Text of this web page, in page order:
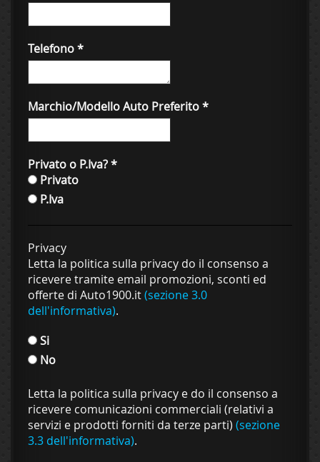
Telefono*
Marchio/Modello Auto Preferito*
Privato o P.Iva?*
Privato
P.Iva
Privacy
Letta la politica sulla privacy do il consenso a
ricevere tramite email promozioni, sconti ed
offerte di Auto1900.it(sezione 3.0
dell'informativa).
Si
No
Letta la politica sulla privacy e do il consenso a
ricevere comunicazioni commerciali (relativi a
servizi e prodotti forniti da terze parti) (sezione
3.3 dell'informativa).